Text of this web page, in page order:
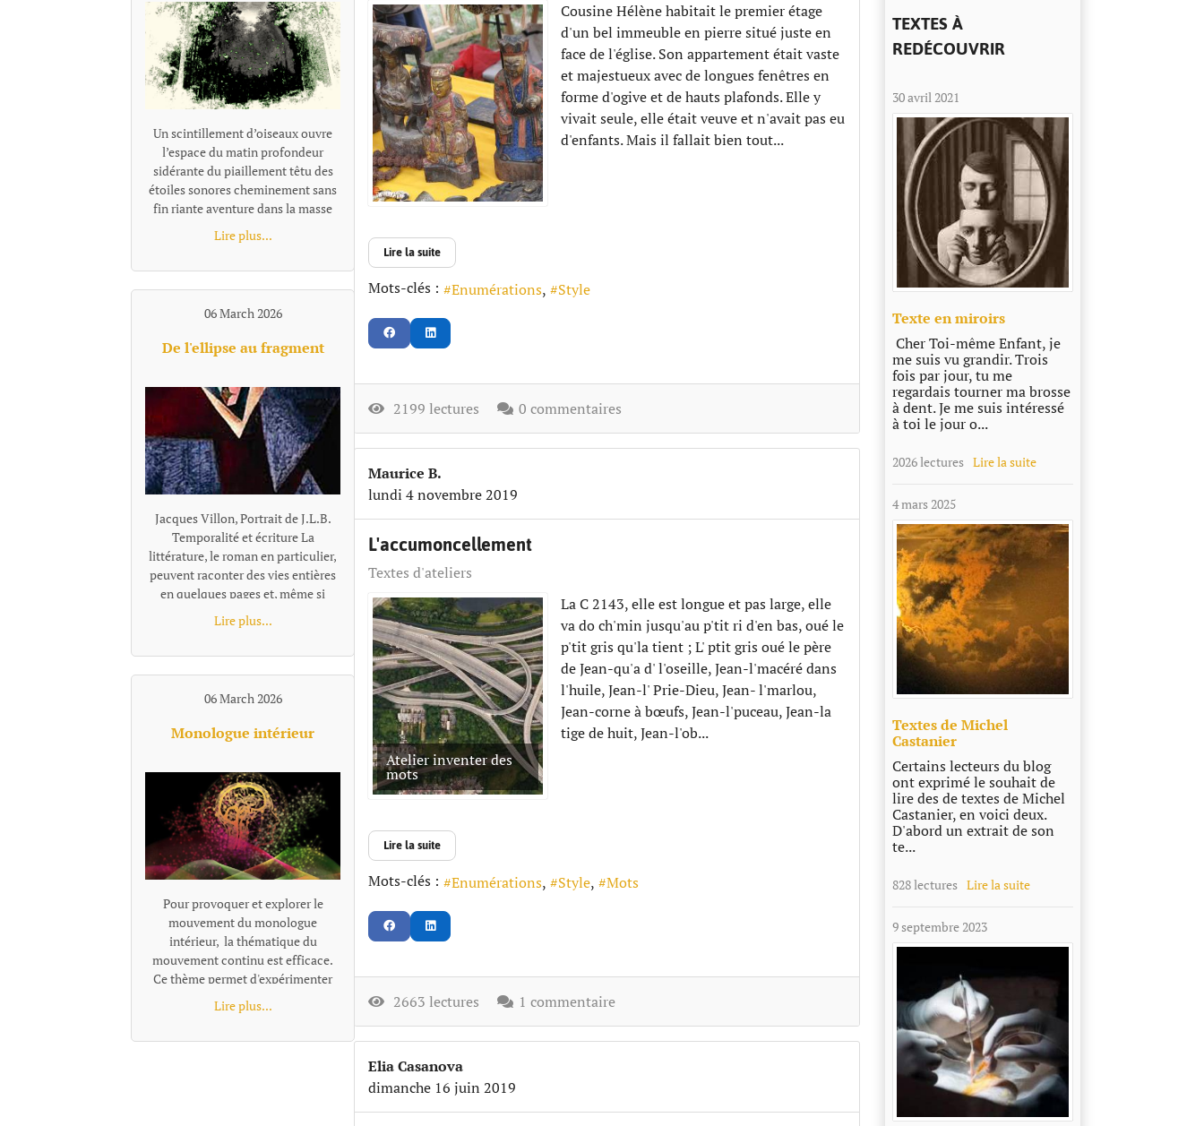
Un scintillement d’oiseaux ouvre
l’espace du matin profondeur
sidérante du piaillement têtu des
étoiles sonores cheminement sans
fin riante aventure dans la masse
des cris tourbillonnants
promené par les pointes élancées
prolixité d’une énergie joyeuse
s’enfoncer jusqu'au cou dans un
pétillement bouche bée, souriante
vivante des chants de la forêt.
Lire plus...
06 March 2026
De l'ellipse au fragment
Jacques Villon, Portrait de J.L.B. Temporalité et écriture La littérature, le roman en particulier, peuvent raconter des vies entières en quelques pages et, même si l’auteur se donne des centaines ou des milliers de pages, il lui faudra choisir, sélectionner et se centrer sur certains moments qui lui semblent représentatifs ou nécessaires à son récit. Pour passer de l'un à l'autre de ces temps "racontés", la narration effectue un « saut » et il existe plusieurs façons de le concevoir et de l'articuler au récit, ces différentes options narratives, ces diverses façons de passer d'un temps à l'autre se distinguent notamment par leur rapport au tout, à la totalité de l'histoire, à sa suite temporelle complète. L’ellipse : maintien d’une chronologie lisible Ces sauts, quand ils sont faits en reliant entre eux les moments racontés, s'appellent des ellipses. L'ellipse omet, "saute" une portion de temps, d’action, mais elle le fait dans un cadre temporel qui reste globalement ordonné et repérable. Le texte fournit pour cela des indices (adverbes, dates, saisons, âges des personnages, données temporelles, un court résumé de ce qui s’est passé entretemps etc.) qui indiquent au lecteur la suppression d’un segment de l’histoire et lui permettent de situer mentalement l’ellipse dans une chronologie comme le « Quelques mois plus tard… » de Patrick Modiano dans Rue des boutiques obscures. Même quand l’ellipse est brutale : « Seize ans plus tard. » écrit Victor Hugo, elle sous-entend une temporalité repérable. Les différents moments du texte ainsi réunis par l’ellipse ne sont donc pas des fragments autonomes : ils restent des moments d’une même chaîne causale et chronologique séparés par un moment sous-entendu: le temps manquant existe dans l’histoire, il est évoqué, affirmé comme non raconté. Le lecteur perçoit une continuité partiellement énigmatique ou laissée dans l’ombre, mais encadrée et située clairement. L’ellipse ne fragmente donc pas le texte : elle est un outil qui permet de condenser le récit. Les fragments, des segments autonomes L'ellipse situe l'extrait par rapport à la totalité, au minimum par rapport à l'extrait précédent, comme un morceau d'un puzzle se présente en tant que partie d'un tout. Le fragment refuse cette référence, il se présente comme un tout séparé. Il laisse les moments absents totalement dans l’ombre, sans repère temporel pour les situer les uns par rapport aux autres, le récit n’est plus simplement discontinu, mais fragmenté. Le lien peut être fait, ou pas, par le lecteur, mais la totalité devient une référence floue, très allusive ou indirecte. Il n'y a plus de référence à une temporalité repérable que l'on pourrait reconstituer. Exemple d'écriture fragmentaire hors fiction dans Les Ombres errantes de Pascal Quignard, ouvrage composé d’une succession de fragments méditatifs. « Lire, c’est quitter le monde visible.Celui qui ouvre un livre se retire.Il abandonne le bruit commun pour une voix silencieuse.La lecture est une solitude partagée avec un mort. Dans les livres, les morts parlent aux vivants.La voix qui vient de la page n’appartient plus à personne.Elle a traversé le temps.C’est une parole sauvée de l’oubli. » Exemple dans la fiction dans Les Vagues de Virginia Woolf, ce roman est composé de monologues successifs de différents personnages, sans transition narrative. Chaque prise de parole forme un fragment autonome. Fragment 1 : monologue de Bernard« Les feuilles tombent ; les feuilles tombent sans cesse.J’erre dans les rues de Londres, inventant des histoires.Chaque visage que je croise devient le début d’un récit.Pourtant, au moment où je veux saisir ces histoires, elles s’évanouissent. »Fragment 2 qui enchaine : monologue de Susan« J’aime les champs humides et les odeurs de l’étable.Ici, la terre est solide sous mes pieds.Les villes me troublent ; leurs voix se croisent sans repos.Je préfère le rythme lent des saisons et le pas régulier des bêtes. » L'idée de fragment se retrouve à tous les niveaux du texte : Au niveau d'éléments temporels séparés, non reliés par une ellipse, le fragment concerne la chronologie, le temps est coupé. Il peut être ponctuel, réversible, ou suspendu ; le temps fragmenté ne s’écoule pas vraiment. Au niveau stylistique, la fragmentation se fait essentiellement par des phrases sont juxtaposées. En ce qui concerne la construction globale, la fragmentation se fait au travers de matériaux hétérogènes sans marqueurs logiques ou causaux explicites. Les parties séparées se suivent avec une relation qui peut rester flottante ou associative et qui relève davantage de la résonance, de l’écho, de la juxtaposition, de la variation ou de la contradiction que de la succession ordonnée. Contrairement au montage ou à la construction classique, les fragments ne sont pas nécessairement organisés en système. Le mot qui caractérise le mieux le fragment, c'est l'autonomie. Le fragment est un texte bref mais complet. On parle alors de texte fragmentaire, de narration éclatée, d'écriture discontinue. Dans sa forme la plus radicale (Blanchot, Cioran tardif, certaines proses de Jabès, Handke dans Le Malheur sans désirs, ou encore Pascal Quignard), le fragment ne se situe pas dans une hiérarchie et leur ordre peut être modifié sans détruire l'ensemble ou sans que l'on puisse y voir une faille par rapport à une hiérarchie narrative. Cette déconstruction de l'idée de totalité et d'ordre est parfois désignée comme le « non-lien » ou le « rapport sans rapport » (Blanchot). Le fragment a été inauguré par Friedrich Schlegel et la tradition romantique. « La littérature est le fragment de tous les fragments » a pu écrire Goethe. Le fragment n’est pas un morceau d’un tout, mais une forme ouverte. On peut parler aussi d'une poétique différente de celle de l'ellipse : d'une tentation ou d'une recherche de l’inachèvement. Fragmentation, concentration, condensation L'expression « écriture fragmentaire » peut recouvrir des formes différentes qu'on ne peut simplement assimiler et résumer par l'idée de discontinuité. La « fragmentation » n’est pas un procédé unique, mais une famille de formes de ruptures selon le niveau et le type d'autonomie recherchés. Il faut rappeler que de nombreux textes, notamment contemporains, utilisent à la fois l'ellipse temporelle et une forme de fragmentation dans des orientations multiples. La frontière ellipse / fragment (et c'est le propre de toute notion littéraire, nous ne sommes pas en mathématique...) devient parfois poreuse. On peut citer dans le domaine poétique René Char avec des fragments très autonomes, mais parfois une thématique de la Résistance ou une chronologie émotionnelle diffuse les relie subtilement. Et dans l'autofiction : Annie Ernaux, dans certains livres comme Les Années, mélange écriture fragmentaire et ellipses temporelles très marquées avec une chronologie historique quand même lisible. Notons égalment que l'écriture fragmentaire peut aussi se marquer, non par l'absence de repère mais par une proportion texte/totalité. Raconter une existence humaine en quelques paragraphes séparés, même avec quelques indications, procède du fragment. Trop de choses manquent pour que la perception de la discontinuité, du vide, ne prime pas sur celle d'une totalité. On peut placer dans cette catégorie le livre «Roland Barthes par Roland Barthes », une biographie que l'auteur veiut "éclatée" en chapitres comment autant de fragments de vie avec comme incipit, par exemple : Au moment du premier cri… Au tableau noir… La première fois qu…. A trente ans… La dernière fois qu… A son dernier instant… Les repères temporels sont là, mais la chronologie complète s'estompe au profit d'instantanés qui, certes renvoie à l'idée de biographie, mais celle-ci, largement absente, ne peut qu'être très partiellement reconstituée. Beaucoup de textes ne sont pas fragmentés au sens de complètement décousus et composés de morceaux sans liens explicites, mais la façon de raconter par de menus éléments, des micro scènes pour évoquer un temps très long, laissant tout le reste dans l'ombre sont tellement concentrés, condensés qu'ils donnent une impression de fragmentation malgré les ellipses et repères. Exemple d' écriture ellpitique, concentrée jusqu'au fragmentaire et pourtant très évocatrice : "À dix-huit ans, Pierre quitta la maison campagnarde où il était né. Au moment précis où il s’en alla, sa vieille mère infirme était dans Ie lit de la chambre bleue dans laquelle il y avait le daguerréotype de son père, des plumes de paon dans un vase, et une pendule représentant Paul et Virginie, et qui indiquait trois heures. Dans la cour, sous le figuier, son grand-père se reposait. Dans le jardin, il y avait sa fiancée, des roses et des poiriers luisants. Pierre alla gagner sa vie, dans un pays où il y avait des nègres, des perroquets, des caoutchoucs, de la mélasse, des fièvres et des serpents. Il y demeura trente ans. Au moment précis où il revint dans la maison campagnarde où il était né, la chambre bleue était devenue blanche, sa mère reposait au sein de Dieu, Ie portrait de son père n’était plus là, et les plumes du paon et le vase avaient disparu. Un objet quelconque remplaçait la pendule. Dans la cour, sous le figuier où son défunt grand-père se reposa, il y avait des écuelles cassées et une pauvre poule malade. Dans le jardin de roses et de poiriers luisants où fut sa fiancée, iI y avait une vieille dame. L’histoire ne dit pas qui elle était." Francis Jammes, Le Roman du lièvre (1922) Fragmentation, continuité... modernité ? Au-delà du constat et de la nécessaire définition des termes, le choix de la fragmentation, par opposition à la continuité et sa construction, est une manière de se positionner par rapport à des questionnements de notre époque. La pratique du fragment correspond à un désir de coller ou d'exprimer sa dimension nettement discontinue, fragmentée, mais aussi, plus largement, de se placer dans u
Lire plus...
06 March 2026
Monologue intérieur
Pour provoquer et explorer le
mouvement du monologue
intérieur, la thématique du
mouvement continu est efficace.
Ce thème permet d'expérimenter
l'idée de flux de conscience. On ne
"coupe pas le moteur" ni dans la
Lire plus...
Cousine Hélène habitait le premier étage
d'un bel immeuble en pierre situé juste en
face de l'église. Son appartement était vaste
et majestueux avec de longues fenêtres en
forme d'ogive et de hauts plafonds. Elle y
vivait seule, elle était veuve et n'avait pas eu
d'enfants. Mais il fallait bien tout...
Lire la suite
Mots-clés : Enumérations Style
2199 lectures 0 commentaires
Maurice B.
lundi 4 novembre 2019
L'accumoncellement
Textes d'ateliers
Atelier inventer des
mots
La C 2143, elle est longue et pas large, elle
va do ch'min jusqu'au p'tit ri d'en bas, oué le
p'tit gris qu'la tient ; L' ptit gris oué le père
de Jean-qu'a d' l'oseille, Jean-l'macéré dans
l'huile, Jean-l' Prie-Dieu, Jean- l'marlou,
Jean-corne à bœufs, Jean-l'puceau, Jean-la
tige de huit, Jean-l'ob...
Lire la suite
Mots-clés : Enumérations Style Mots
2663 lectures 1 commentaire
Elia Casanova
dimanche 16 juin 2019
TEXTES À
REDÉCOUVRIR
30 avril 2021
Texte en miroirs
Cher Toi-même Enfant, je
me suis vu grandir. Trois
fois par jour, tu me
regardais tourner ma brosse
à dent. Je me suis intéressé
à toi le jour o...
2026 lectures Lire la suite
4 mars 2025
Textes de Michel
Castanier
Certains lecteurs du blog
ont exprimé le souhait de
lire des de textes de Michel
Castanier, en voici deux.
D'abord un extrait de son
te...
828 lectures Lire la suite
9 septembre 2023